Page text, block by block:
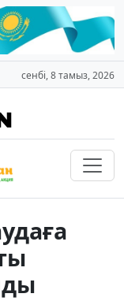
сенбі, 8 тамыз, 2026